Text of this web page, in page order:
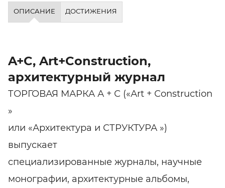
ОПИСАНИЕ ДОСТИЖЕНИЯ
A+C, Art+Construction,
архитектурный журнал
ТОРГОВАЯ МАРКА А + С («Аrt + Сonstruction
»
или «Архитектура и СТРУКТУРА »)
выпускает
специализированные журналы, научные
монографии, архитектурные альбомы,